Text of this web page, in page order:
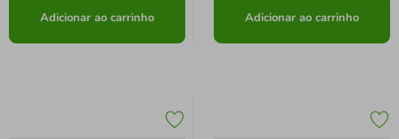
Adicionar ao carrinho Adicionar ao carrinho